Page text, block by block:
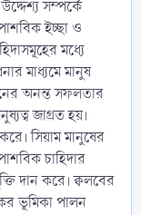
সম্পর্কে
ইচ্ছা ও
মধ্যে
মাধ্যমে মানুষ
অনন্ত সফলতার
জাগ্রত হয়।
সিয়াম মানুষের
চাহিদার
দান করে। ক্বলবের
ভূমিকা পালন